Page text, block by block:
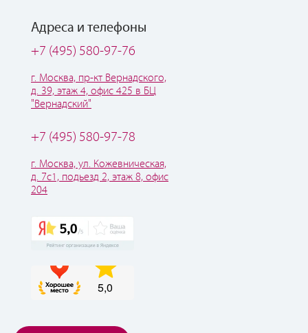
Адреса и телефоны
+7 (495) 580-97-76
г. Москва, пр-кт Вернадского,
д. 39, этаж 4, офис 425 в БЦ
"Вернадский"
+7 (495) 580-97-78
г. Москва, ул. Кожевническая,
д. 7с1, подьезд 2, этаж 8, офис
204